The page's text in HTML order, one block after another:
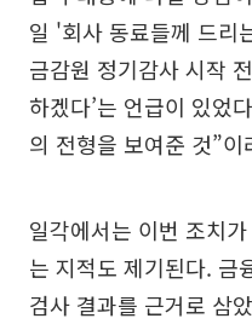
일 '회사 동료들께 드리
금감원 정기감사 시작
하겠다’는 언급이 있었
의 전형을 보여준 것”이
일각에서는 이번 조치
는 지적도 제기된다. 금
검사 결과를 근거로 삼